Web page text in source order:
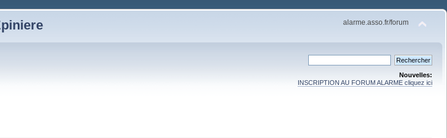
alarme.asso.fr/forum
Nouvelles:
INSCRIPTION AU FORUM ALARME cliquez ici